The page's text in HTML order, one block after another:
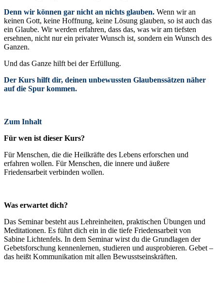
Denn wir können gar nicht an nichts glauben. Wenn wir an
keinen Gott, keine Hoffnung, keine Lösung glauben, so ist auch das
ein Glaube. Wir werden erfahren, dass das, was wir am tiefsten
ersehnen, nicht nur ein privater Wunsch ist, sondern ein Wunsch des
Ganzen.
Und das Ganze hilft bei der Erfüllung.
Der Kurs hilft dir, deinen unbewussten Glaubenssätzen näher
auf die Spur kommen.
Zum Inhalt
Für wen ist dieser Kurs?
Für Menschen, die die Heilkräfte des Lebens erforschen und
erfahren wollen. Für Menschen, die innere und äußere
Friedensarbeit verbinden wollen.
Was erwartet dich?
Das Seminar besteht aus Lehreinheiten, praktischen Übungen und
Meditationen. Es führt dich ein in die tiefe Friedensarbeit von
Sabine Lichtenfels. In dem Seminar wirst du die Grundlagen der
Gebetsforschung kennenlernen, studieren und ausprobieren. Gebet –
das heißt Kommunikation mit allen Bewusstseinskräften.